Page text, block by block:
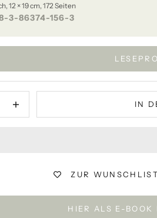
12 × 19 cm, 172 Seiten
3-86374-156-3
IN
ZUR
HIER ALS E-BOOK